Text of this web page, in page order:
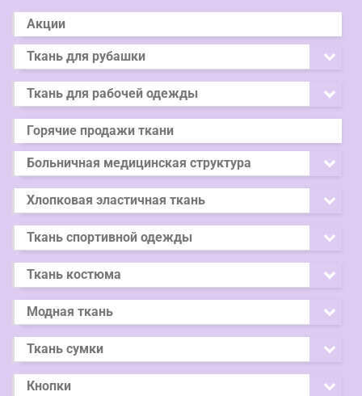
Акции
Ткань для рубашки
Ткань для рабочей одежды
Горячие продажи ткани
Больничная медицинская структура
Хлопковая эластичная ткань
Ткань спортивной одежды
Ткань костюма
Модная ткань
Ткань сумки
Кнопки